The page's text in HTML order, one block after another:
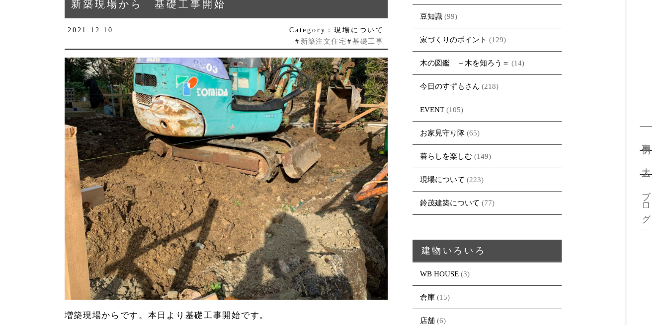
ブログ
新築現場から 基礎工事開始
2021.12.10
Category：現場について
# 新築注文住宅 # 基礎工事
増築現場からです。本日より基礎工事開始です。
豆知識(99)
家づくりのポイント (129)
木の図鑑 －木を知ろう＝ (14)
今日のすずもさん (218)
EVENT(105)
お家見守り隊(65)
暮らしを楽しむ (149)
現場について (223)
鈴茂建築について (77)
建物いろいろ
WB HOUSE(3)
倉庫(15)
店舗(6)